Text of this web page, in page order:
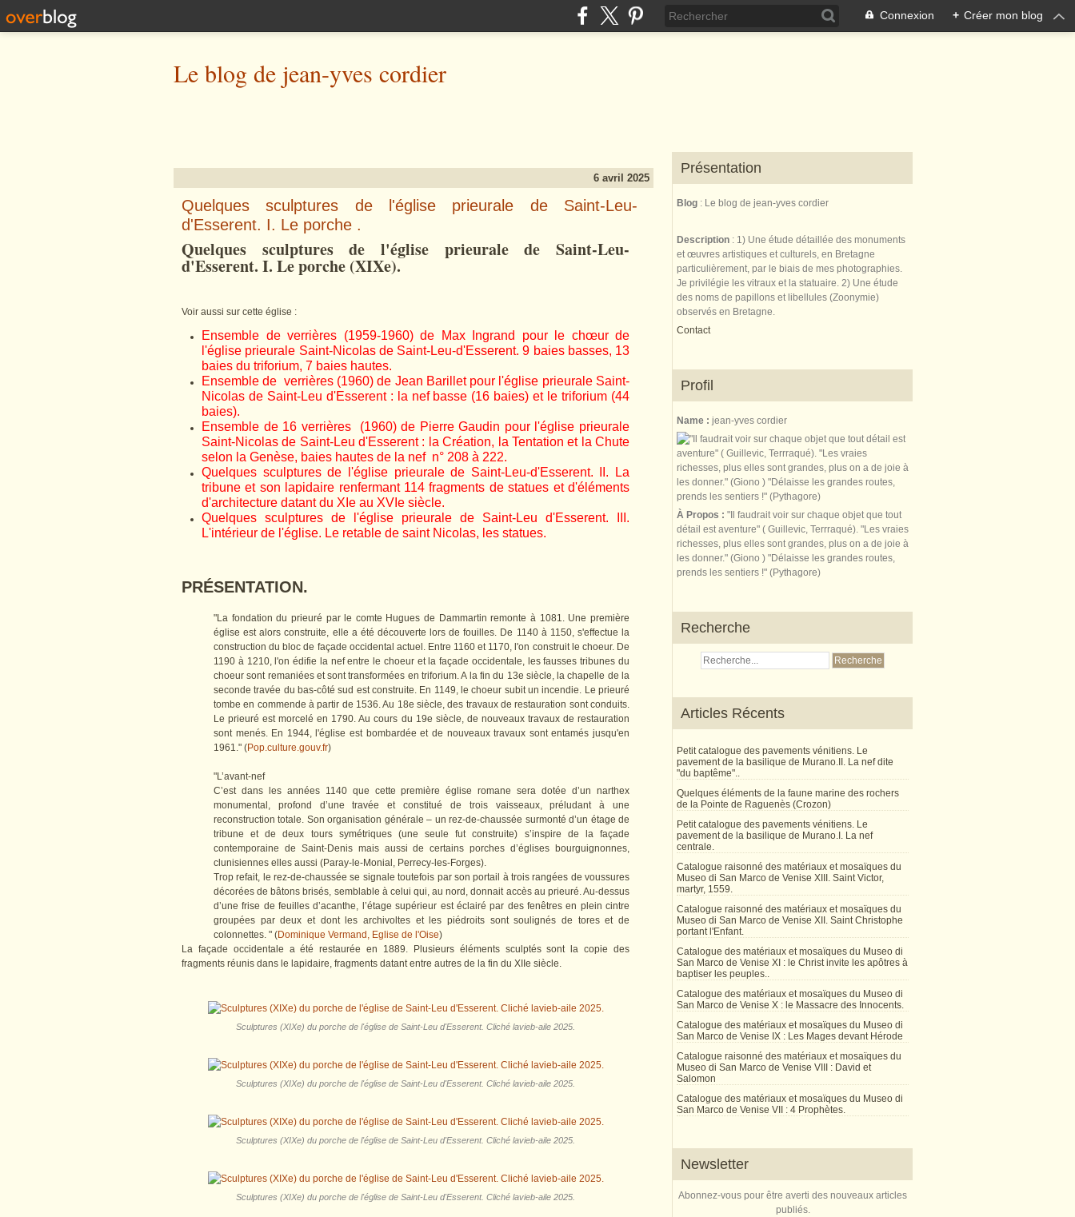
Connexion + Créer mon blog
Le blog de jean-yves cordier
6 avril 2025
Quelques sculptures de l'église prieurale de Saint-Leu-
d'Esserent. I. Le porche .
Quelques sculptures de l'église prieurale de Saint-Leu-
d'Esserent. I. Le porche (XIXe).
Voir aussi sur cette église :
Ensemble de verrières (1959-1960) de Max Ingrand pour le chœur de
l'église prieurale Saint-Nicolas de Saint-Leu-d'Esserent. 9 baies basses, 13
baies du triforium, 7 baies hautes.
Ensemble de verrières (1960) de Jean Barillet pour l'église prieurale Saint-
Nicolas de Saint-Leu d'Esserent : la nef basse (16 baies) et le triforium (44
baies).
Ensemble de 16 verrières (1960) de Pierre Gaudin pour l'église prieurale
Saint-Nicolas de Saint-Leu d'Esserent : la Création, la Tentation et la Chute
selon la Genèse, baies hautes de la nef n° 208 à 222.
Quelques sculptures de l'église prieurale de Saint-Leu-d'Esserent. II. La
tribune et son lapidaire renfermant 114 fragments de statues et d'éléments
d'architecture datant du XIe au XVIe siècle.
Quelques sculptures de l'église prieurale de Saint-Leu d'Esserent. III.
L'intérieur de l'église. Le retable de saint Nicolas, les statues.
PRÉSENTATION.
"La fondation du prieuré par le comte Hugues de Dammartin remonte à 1081. Une première
église est alors construite, elle a été découverte lors de fouilles. De 1140 à 1150, s'effectue la
construction du bloc de façade occidental actuel. Entre 1160 et 1170, l'on construit le choeur. De
1190 à 1210, l'on édifie la nef entre le choeur et la façade occidentale, les fausses tribunes du
choeur sont remaniées et sont transformées en triforium. A la fin du 13e siècle, la chapelle de la
seconde travée du bas-côté sud est construite. En 1149, le choeur subit un incendie. Le prieuré
tombe en commende à partir de 1536. Au 18e siècle, des travaux de restauration sont conduits.
Le prieuré est morcelé en 1790. Au cours du 19e siècle, de nouveaux travaux de restauration
sont menés. En 1944, l'église est bombardée et de nouveaux travaux sont entamés jusqu'en
1961." (Pop.culture.gouv.fr)
"L’avant-nef
C’est dans les années 1140 que cette première église romane sera dotée d’un narthex
monumental, profond d’une travée et constitué de trois vaisseaux, préludant à une
reconstruction totale. Son organisation générale – un rez-de-chaussée surmonté d’un étage de
tribune et de deux tours symétriques (une seule fut construite) s’inspire de la façade
contemporaine de Saint-Denis mais aussi de certains porches d’églises bourguignonnes,
clunisiennes elles aussi (Paray-le-Monial, Perrecy-les-Forges).
Trop refait, le rez-de-chaussée se signale toutefois par son portail à trois rangées de voussures
décorées de bâtons brisés, semblable à celui qui, au nord, donnait accès au prieuré. Au-dessus
d’une frise de feuilles d’acanthe, l’étage supérieur est éclairé par des fenêtres en plein cintre
groupées par deux et dont les archivoltes et les piédroits sont soulignés de tores et de
colonnettes. " (Dominique Vermand, Eglise de l'Oise)
La façade occidentale a été restaurée en 1889. Plusieurs éléments sculptés sont la copie des
fragments réunis dans le lapidaire, fragments datant entre autres de la fin du XIIe siècle.
Sculptures (XIXe) du porche de l'église de Saint-Leu d'Esserent. Cliché lavieb-aile 2025.
Sculptures (XIXe) du porche de l'église de Saint-Leu d'Esserent. Cliché lavieb-aile 2025.
Sculptures (XIXe) du porche de l'église de Saint-Leu d'Esserent. Cliché lavieb-aile 2025.
Sculptures (XIXe) du porche de l'église de Saint-Leu d'Esserent. Cliché lavieb-aile 2025.
Présentation
Blog : Le blog de jean-yves cordier
Description : 1) Une étude détaillée des monuments
et œuvres artistiques et culturels, en Bretagne
particulièrement, par le biais de mes photographies.
Je privilégie les vitraux et la statuaire. 2) Une étude
des noms de papillons et libellules (Zoonymie)
observés en Bretagne.
Contact
Profil
Name : jean-yves cordier
À Propos : "Il faudrait voir sur chaque objet que tout
détail est aventure" ( Guillevic, Terrraqué). "Les vraies
richesses, plus elles sont grandes, plus on a de joie à
les donner." (Giono ) "Délaisse les grandes routes,
prends les sentiers !" (Pythagore)
Recherche
Articles Récents
Petit catalogue des pavements vénitiens. Le
pavement de la basilique de Murano.II. La nef dite
"du baptême"..
Quelques éléments de la faune marine des rochers
de la Pointe de Raguenès (Crozon)
Petit catalogue des pavements vénitiens. Le
pavement de la basilique de Murano.I. La nef
centrale.
Catalogue raisonné des matériaux et mosaïques du
Museo di San Marco de Venise XIII. Saint Victor,
martyr, 1559.
Catalogue raisonné des matériaux et mosaïques du
Museo di San Marco de Venise XII. Saint Christophe
portant l'Enfant.
Catalogue des matériaux et mosaïques du Museo di
San Marco de Venise XI : le Christ invite les apôtres à
baptiser les peuples..
Catalogue des matériaux et mosaïques du Museo di
San Marco de Venise X : le Massacre des Innocents.
Catalogue des matériaux et mosaïques du Museo di
San Marco de Venise IX : Les Mages devant Hérode
Catalogue raisonné des matériaux et mosaïques du
Museo di San Marco de Venise VIII : David et
Salomon
Catalogue des matériaux et mosaïques du Museo di
San Marco de Venise VII : 4 Prophètes.
Newsletter
Abonnez-vous pour être averti des nouveaux articles
publiés.